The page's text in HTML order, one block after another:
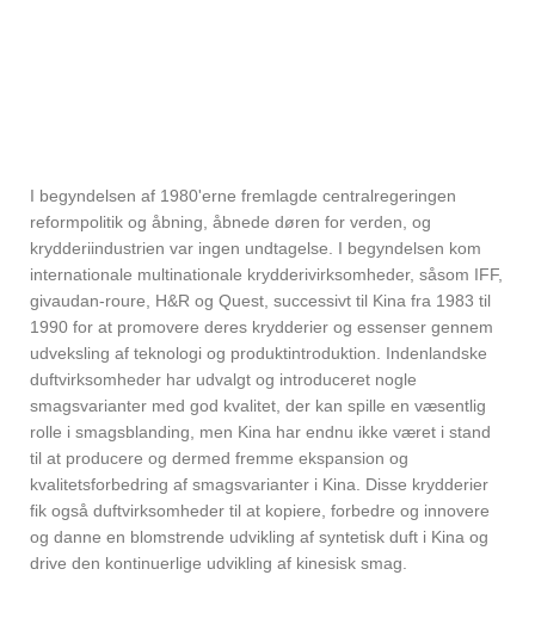
I begyndelsen af ​​1980'erne fremlagde centralregeringen
reformpolitik og åbning, åbnede døren for verden, og
krydderiindustrien var ingen undtagelse. I begyndelsen kom
internationale multinationale krydderivirksomheder, såsom IFF,
givaudan-roure, H&R og Quest, successivt til Kina fra 1983 til
1990 for at promovere deres krydderier og essenser gennem
udveksling af teknologi og produktintroduktion. Indenlandske
duftvirksomheder har udvalgt og introduceret nogle
smagsvarianter med god kvalitet, der kan spille en væsentlig
rolle i smagsblanding, men Kina har endnu ikke været i stand
til at producere og dermed fremme ekspansion og
kvalitetsforbedring af smagsvarianter i Kina. Disse krydderier
fik også duftvirksomheder til at kopiere, forbedre og innovere
og danne en blomstrende udvikling af syntetisk duft i Kina og
drive den kontinuerlige udvikling af kinesisk smag.